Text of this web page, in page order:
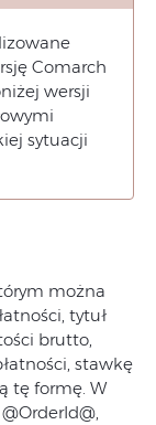
Comarch
wersji
sytuacji
można
tytuł
brutto,
stawkę
tę formę. W